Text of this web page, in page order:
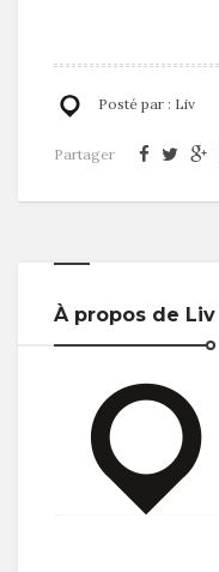
Posté par : Liv
Partager
À propos de Liv